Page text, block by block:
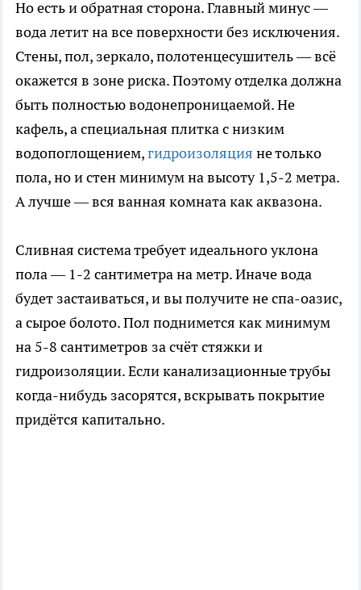
Но есть и обратная сторона. Главный минус —
вода летит на все поверхности без исключения.
Стены, пол, зеркало, полотенцесушитель — всё
окажется в зоне риска. Поэтому отделка должна
быть полностью водонепроницаемой. Не
кафель, а специальная плитка с низким
водопоглощением,гидроизоляция не только
пола, но и стен минимум на высоту 1,5-2 метра.
А лучше — вся ванная комната как аквазона.
Сливная система требует идеального уклона
пола — 1-2 сантиметра на метр. Иначе вода
будет застаиваться, и вы получите не спа-оазис,
а сырое болото. Пол поднимется как минимум
на 5-8 сантиметров за счёт стяжки и
гидроизоляции. Если канализационные трубы
когда-нибудь засорятся, вскрывать покрытие
придётся капитально.